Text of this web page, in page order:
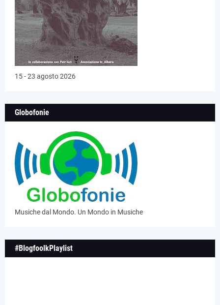
15 - 23 agosto 2026
Globofonie
Musiche dal Mondo. Un Mondo in Musiche
#BlogfoolkPlaylist